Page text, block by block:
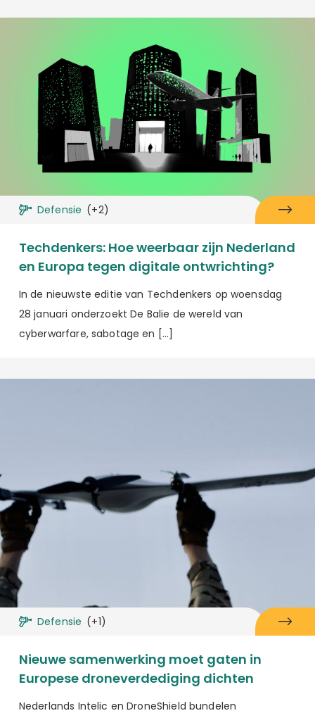
Defensie (+2)
Techdenkers: Hoe weerbaar zijn Nederland
en Europa tegen digitale ontwrichting?
In de nieuwste editie van Techdenkers op woensdag
28 januari onderzoekt De Balie de wereld van
cyberwarfare, sabotage en […]
Defensie (+1)
Nieuwe samenwerking moet gaten in
Europese droneverdediging dichten
Nederlands Intelic en DroneShield bundelen